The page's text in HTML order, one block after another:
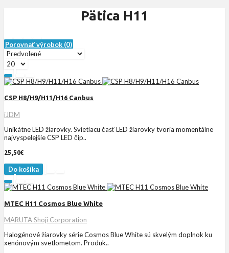
Pätica H11
Porovnať výrobok (0)
CSP H8/H9/H11/H16 Canbus
iJDM
Unikátne LED žiarovky. Svietiacu časť LED žiarovky tvoria momentálne
najvyspelejšie CSP LED čip..
25,50€
Do košíka
MTEC H11 Cosmos Blue White
MARUTA Shoji Corporation
Halogénové žiarovky série Cosmos Blue White sú skvelým doplnok ku
xenónovým svetlometom. Produk..